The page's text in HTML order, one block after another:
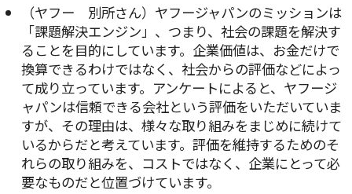
（ヤフー 別所さん）ヤフージャパンのミッションは
「課題解決エンジン」、つまり、社会の課題を解決す
ることを目的にしています。企業価値は、お金だけで
換算できるわけではなく、社会からの評価などによっ
て成り立っています。アンケートによると、ヤフージ
ャパンは信頼できる会社という評価をいただいていま
すが、その理由は、様々な取り組みをまじめに続けて
いるからだと考えています。評価を維持するためのそ
れらの取り組みを、コストではなく、企業にとって必
要なものだと位置づけています。